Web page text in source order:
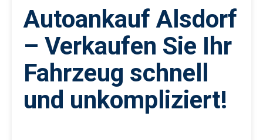
Autoankauf Alsdorf
– Verkaufen Sie Ihr
Fahrzeug schnell
und unkompliziert!